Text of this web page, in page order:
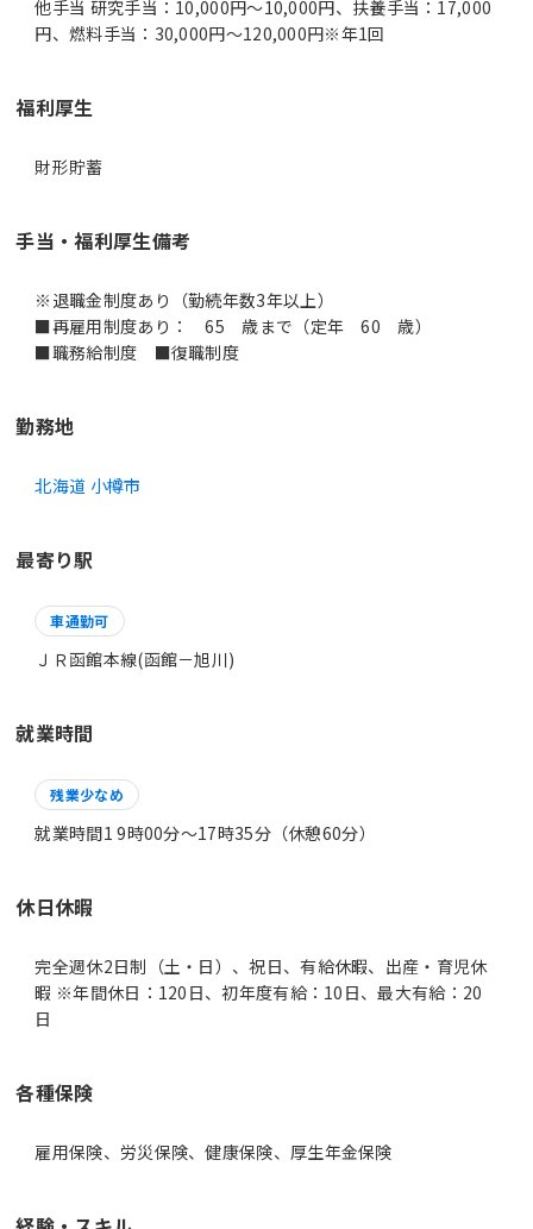
他手当 研究手当：10,000円～10,000円、扶養手当：17,000
円、燃料手当：30,000円～120,000円※年1回
福利厚生
財形貯蓄
手当・福利厚生備考
※退職金制度あり（勤続年数3年以上）
■再雇用制度あり： 65 歳まで（定年 60 歳）
■職務給制度 ■復職制度
勤務地
北海道 小樽市
最寄り駅
車通勤可
ＪＲ函館本線(函館－旭川)
就業時間
残業少なめ
就業時間1 9時00分〜17時35分（休憩60分）
休日休暇
完全週休2日制（土・日）、祝日、有給休暇、出産・育児休
暇 ※年間休日：120日、初年度有給：10日、最大有給：20
日
各種保険
雇用保険、労災保険、健康保険、厚生年金保険